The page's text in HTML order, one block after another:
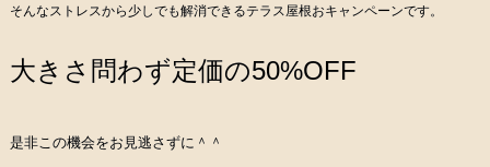
そんなストレスから少しでも解消できるテラス屋根おキャンペーンです。
大きさ問わず定価の50%OFF
是非この機会をお見逃さずに＾＾